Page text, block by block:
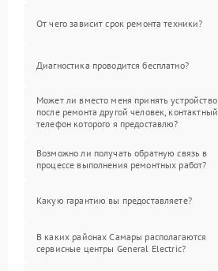
От чего зависит срок ремонта техники?
Диагностика проводится бесплатно?
Может ли вместо меня принять устройство
после ремонта другой человек, контактный
телефон которого я предоставлю?
Возможно ли получать обратную связь в
процессе выполнения ремонтных работ?
Какую гарантию вы предоставляете?
В каких районах Самары располагаются
сервисные центры General Electric?